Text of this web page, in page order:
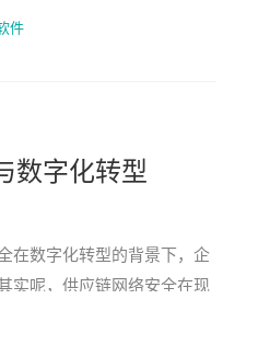
件
数字化转型
在数字化转型的背景下，企
实呢，供应链网络安全在现